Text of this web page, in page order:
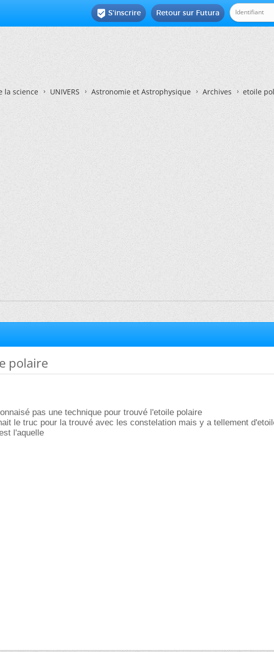
Retour sur Futura
 S'inscrire
la science UNIVERS Astronomie et Astrophysique Archives etoile
polaire
pas une technique pour trouvé l'etoile polaire
le truc pour la trouvé avec les constelation mais y a tellement
l'aquelle